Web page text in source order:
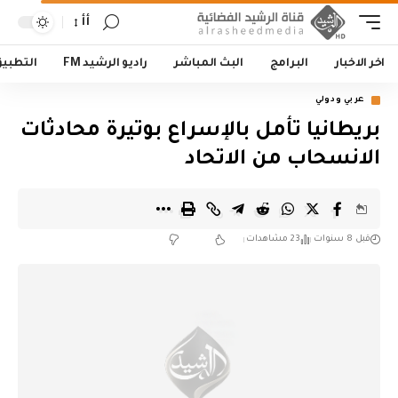
أأ
اخر الاخبار البرامج البث المباشر راديو الرشيد FM
عربي ودولي
بريطانيا تأمل بالإسراع بوتيرة محادثات
الانسحاب من الاتحاد
قبل 8 سنوات 23 مشاهدات